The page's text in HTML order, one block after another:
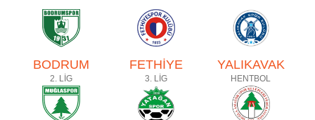
BODRUM
2. LİG
FETHİYE
3. LİG
YALIKAVAK
HENTBOL